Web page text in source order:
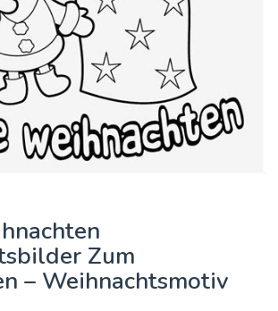
Zum
– Weihnachtsmotiv